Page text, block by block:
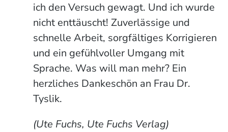
ich den Versuch gewagt. Und ich wurde
nicht enttäuscht! Zuverlässige und
schnelle Arbeit, sorgfältiges Korrigieren
und ein gefühlvoller Umgang mit
Sprache. Was will man mehr? Ein
herzliches Dankeschön an Frau Dr.
Tyslik.
(Ute Fuchs, Ute Fuchs Verlag)